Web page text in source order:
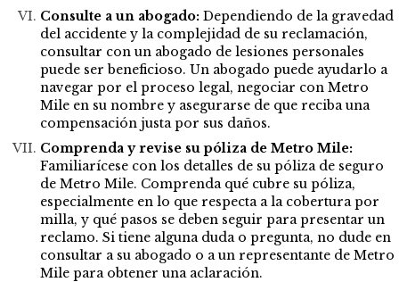
Consulte a un abogado: Dependiendo de la gravedad
del accidente y la complejidad de su reclamación,
consultar con un abogado de lesiones personales
puede ser beneficioso. Un abogado puede ayudarlo a
navegar por el proceso legal, negociar con Metro
Mile en su nombre y asegurarse de que reciba una
compensación justa por sus daños.
Comprenda y revise su póliza de Metro Mile:
Familiarícese con los detalles de su póliza de seguro
de Metro Mile. Comprenda qué cubre su póliza,
especialmente en lo que respecta a la cobertura por
milla, y qué pasos se deben seguir para presentar un
reclamo. Si tiene alguna duda o pregunta, no dude en
consultar a su abogado o a un representante de Metro
Mile para obtener una aclaración.